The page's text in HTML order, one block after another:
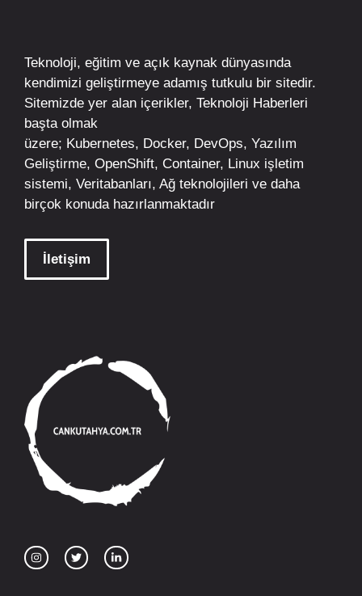
Teknoloji, eğitim ve açık kaynak dünyasında
kendimizi geliştirmeye adamış tutkulu bir sitedir.
Sitemizde yer alan içerikler, Teknoloji Haberleri
başta olmak
üzere; Kubernetes, Docker, DevOps, Yazılım
Geliştirme, OpenShift, Container, Linux işletim
sistemi, Veritabanları, Ağ teknolojileri ve daha
birçok konuda hazırlanmaktadır
İletişim